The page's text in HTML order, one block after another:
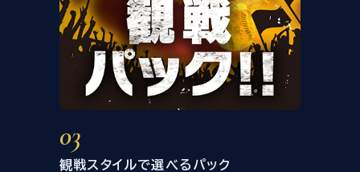
03
観戦スタイルで選べるパック